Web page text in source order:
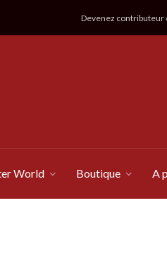
Devenez contributeur
World Boutique A